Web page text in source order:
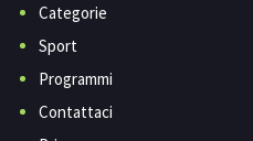
Categorie
Sport
Programmi
Contattaci